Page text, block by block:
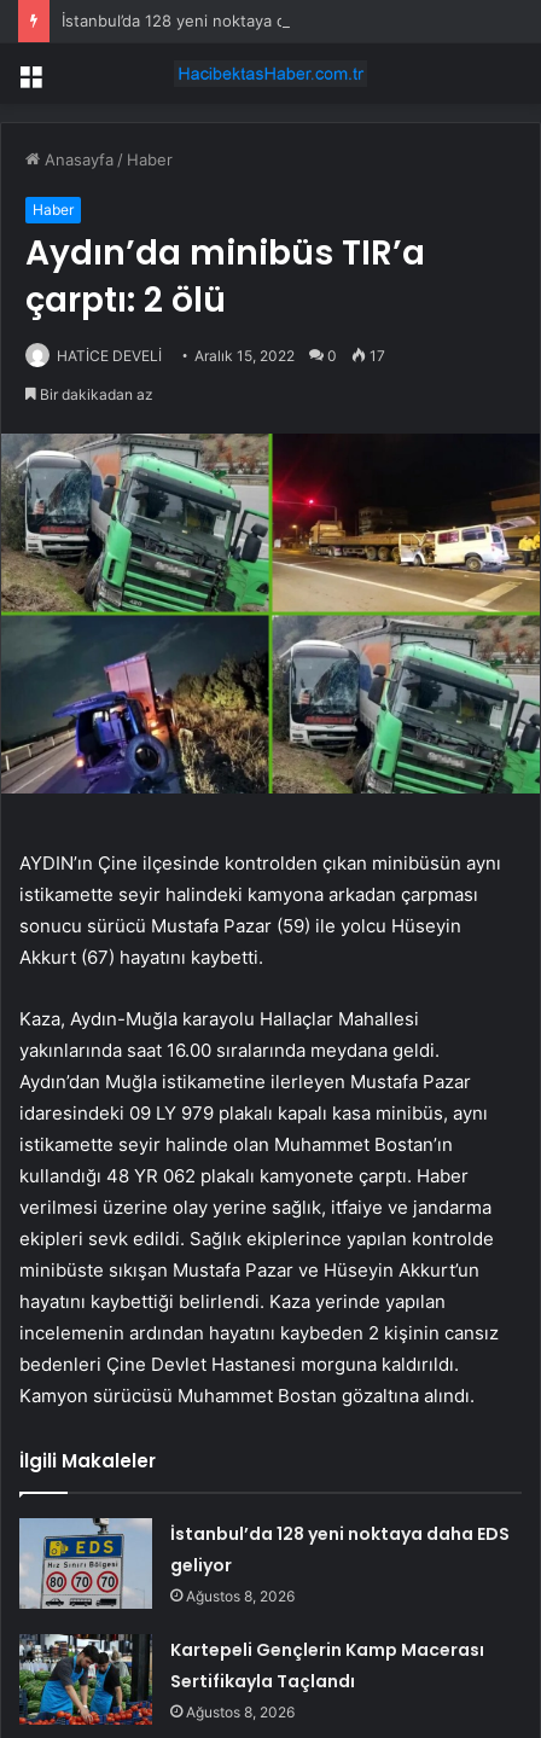
İstanbul’da 128 yeni noktaya daha EDS geliyor
Menü
Anasayfa / Haber
Haber
Aydın’da minibüs TIR’a
çarptı: 2 ölü
HATİCE DEVELİ Aralık 15, 2022 0 17
Bir dakikadan az
AYDIN’ın Çine ilçesinde kontrolden çıkan minibüsün aynı
istikamette seyir halindeki kamyona arkadan çarpması
sonucu sürücü Mustafa Pazar (59) ile yolcu Hüseyin
Akkurt (67) hayatını kaybetti.
Kaza, Aydın-Muğla karayolu Hallaçlar Mahallesi
yakınlarında saat 16.00 sıralarında meydana geldi.
Aydın’dan Muğla istikametine ilerleyen Mustafa Pazar
idaresindeki 09 LY 979 plakalı kapalı kasa minibüs, aynı
istikamette seyir halinde olan Muhammet Bostan’ın
kullandığı 48 YR 062 plakalı kamyonete çarptı. Haber
verilmesi üzerine olay yerine sağlık, itfaiye ve jandarma
ekipleri sevk edildi. Sağlık ekiplerince yapılan kontrolde
minibüste sıkışan Mustafa Pazar ve Hüseyin Akkurt’un
hayatını kaybettiği belirlendi. Kaza yerinde yapılan
incelemenin ardından hayatını kaybeden 2 kişinin cansız
bedenleri Çine Devlet Hastanesi morguna kaldırıldı.
Kamyon sürücüsü Muhammet Bostan gözaltına alındı.
İlgili Makaleler
İstanbul’da 128 yeni noktaya daha EDS
geliyor
Ağustos 8, 2026
Kartepeli Gençlerin Kamp Macerası
Sertifikayla Taçlandı
Ağustos 8, 2026